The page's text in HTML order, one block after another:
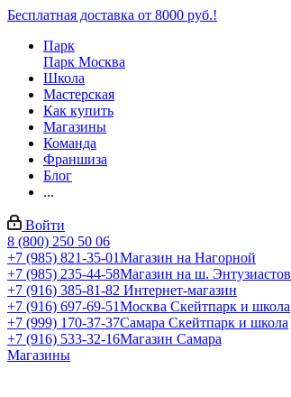
Бесплатная доставка от 8000 руб.!
Парк
Парк Москва
Школа
Мастерская
Как купить
Магазины
Команда
Франшиза
Блог
...
Войти
8 (800) 250 50 06
+7 (985) 821-35-01Магазин на Нагорной
+7 (985) 235-44-58Магазин на ш. Энтузиастов
+7 (916) 385-81-82 Интернет-магазин
+7 (916) 697-69-51Москва Скейтпарк и школа
+7 (999) 170-37-37Самара Скейтпарк и школа
+7 (916) 533-32-16Магазин Самара
Магазины